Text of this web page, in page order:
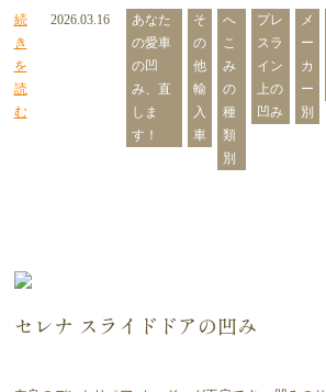
続
き
を
読
む
2026.03.16
あなた
の愛車
の凹
み、直
しま
す！
そ
の
他
輸
入
車
へ
こ
み
の
種
類
別
プレ
スラ
イン
上の
凹み
メ
ー
カ
ー
別
セレナ スライドドアの凹み